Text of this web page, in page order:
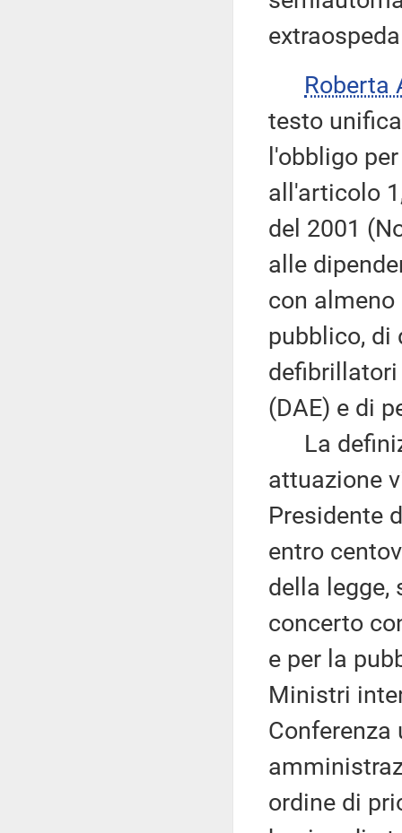
Roberta
testo
l'obbligo
all'articolo
del 2001
alle
con
pubblico, di
(DAE) e di
La
attuazione
Presidente
entro
della legge,
concerto
e per la
Ministri
ordine di